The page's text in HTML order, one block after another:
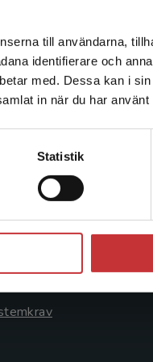
till användarna,
identifierare och
med. Dessa kan i
in när du har använt
Statistik
via en
leveranser utanför
måste
mer
kundservice
31 21 00
och svar